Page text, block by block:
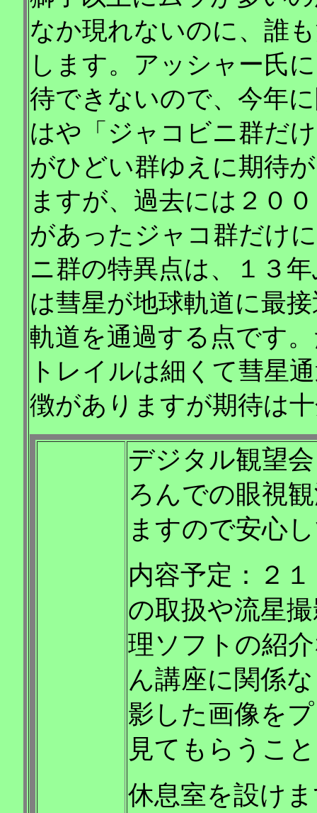
なか現れないのに、誰
します。アッシャー氏
待できないので、今年
はや「ジャコビニ群だ
がひどい群ゆえに期待
ますが、過去には２０
があったジャコ群だけ
ニ群の特異点は、１３
は彗星が地球軌道に最
軌道を通過する点です
トレイルは細くて彗星
徴がありますが期待は
デジタル観望
ろんでの眼視
ますので安心
内容予定：２
の取扱や流星
理ソフトの紹
ん講座に関係
影した画像を
見てもらうこ
休息室を設け